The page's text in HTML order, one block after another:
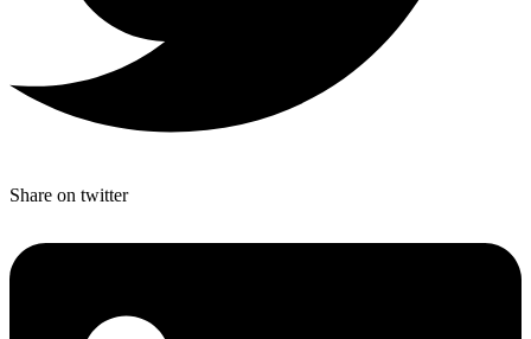
Share on twitter